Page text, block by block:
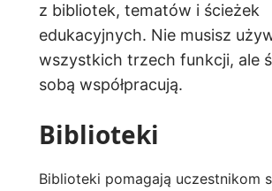
z bibliotek, tematów i ścieżek
edukacyjnych. Nie musisz
wszystkich trzech funkcji, ale
sobą współpracują.
Biblioteki
Biblioteki pomagają uczestnikom